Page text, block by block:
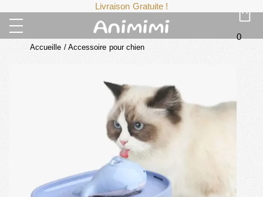
Livraison Gratuite !
0
Accueille / Accessoire pour chien